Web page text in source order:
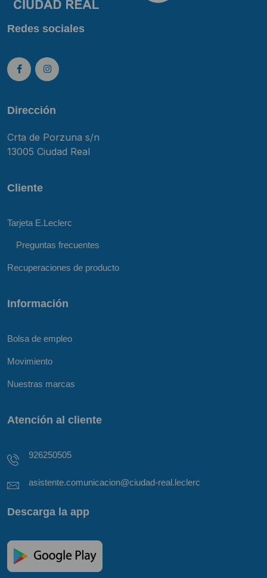
Redes sociales
Dirección
Crta de Porzuna s/n
13005 Ciudad Real
Cliente
Tarjeta E.Leclerc
Preguntas frecuentes
Recuperaciones de producto
Información
Bolsa de empleo
Movimiento
Nuestras marcas
Atención al cliente
926250505
asistente.comunicacion@ciudad-real.leclerc
Descarga la app